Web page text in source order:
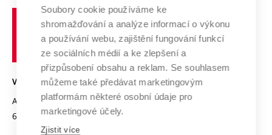
Výzkumné infrastruktury
Transfer znalostí
Open Science
Projekty
Projekty ze strukturálních fondů
Specifický výzkum
Spolupráce se školami
Služby univerzity
Mezinárodní dohody
Univerzitní sítě
Profil univerzity
Udržitelná univerzita
Podnikavá univerzita / ContriBUTe
Bezpečná univerzita
Vyznamenání
Organizační struktura
učení
technické
VYSOKÉ UČENÍ TECHNICKÉ V BRNĚ
Antonínská 548/1
602 00 Brno
www.vut.cz
vut@vutbr.cz
Soubory cookie používáme ke
shromažďování a analýze informací o výkonu
a používání webu, zajištění fungování funkcí
ze sociálních médií a ke zlepšení a
přizpůsobení obsahu a reklam. Se souhlasem
můžeme také předávat marketingovým
platformám některé osobní údaje pro
marketingové účely.
Zjistit více